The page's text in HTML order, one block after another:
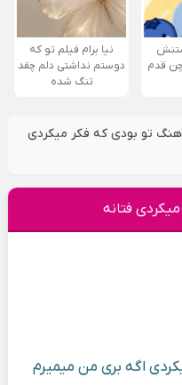
چن قدم
نیا برام فیلم تو که
دوستم نداشتی دلم چقد
تنگ شده
آهنگ تو بودی که فکر میکردی
فتانه
اگه بری من میمیرم